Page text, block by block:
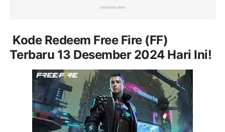
Kode Redeem Free Fire (FF)
Terbaru 13 Desember 2024 Hari Ini!